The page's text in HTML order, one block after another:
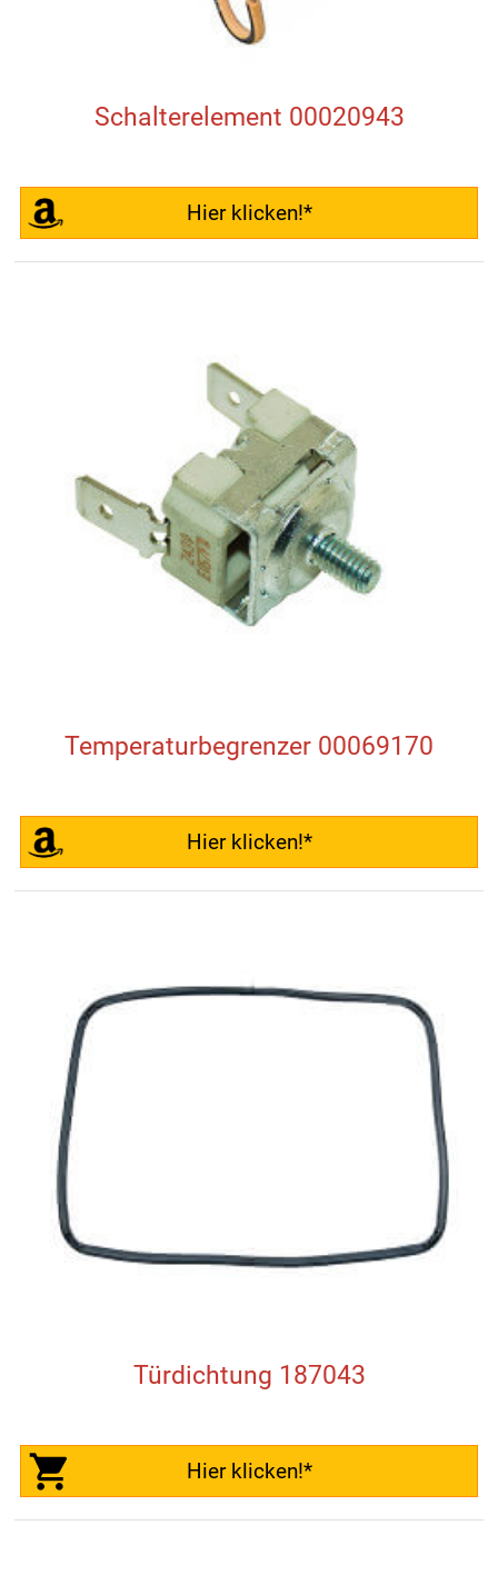
Schalterelement 00020943
Hier klicken!*
Temperaturbegrenzer 00069170
Hier klicken!*
Türdichtung 187043
Hier klicken!*